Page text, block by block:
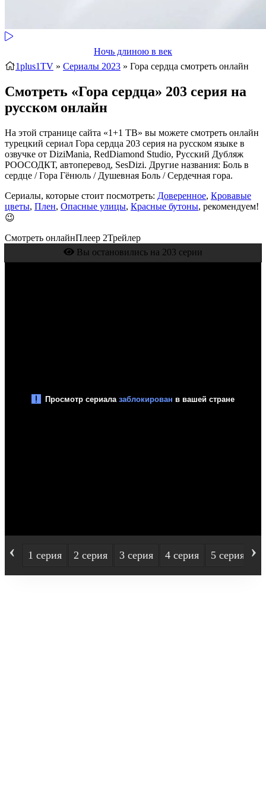
Ночь длиною в век
1plus1TV » Сериалы 2023 » Гора сердца смотреть онлайн
Смотреть «Гора сердца» 203 серия на
русском онлайн
На этой странице сайта «1+1 ТВ» вы можете смотреть онлайн
турецкий сериал Гора сердца 203 серия на русском языке в
озвучке от DiziMania, RedDiamond Studio, Русский Дубляж
РООСОДКТ, автоперевод, SesDizi. Другие названия: Боль в
сердце / Гора Гёнюль / Душевная Боль / Сердечная гора.
Сериалы, которые стоит посмотреть: Доверенное, Кровавые
цветы, Плен, Опасные улицы, Красные бутоны, рекомендуем!
😉
Смотреть онлайнПлеер 2Трейлер
Вы остановились на 203 серии
‹ 1 серия 2 серия 3 серия 4 серия 5 серия ›